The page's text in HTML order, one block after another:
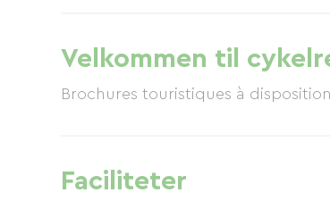
Velkommen til
Brochures touristiques à disposition
Faciliteter